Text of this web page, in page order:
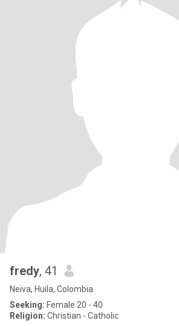
fredy, 41
Neiva, Huila, Colombia
Seeking: Female 20 - 40
Religion: Christian - Catholic